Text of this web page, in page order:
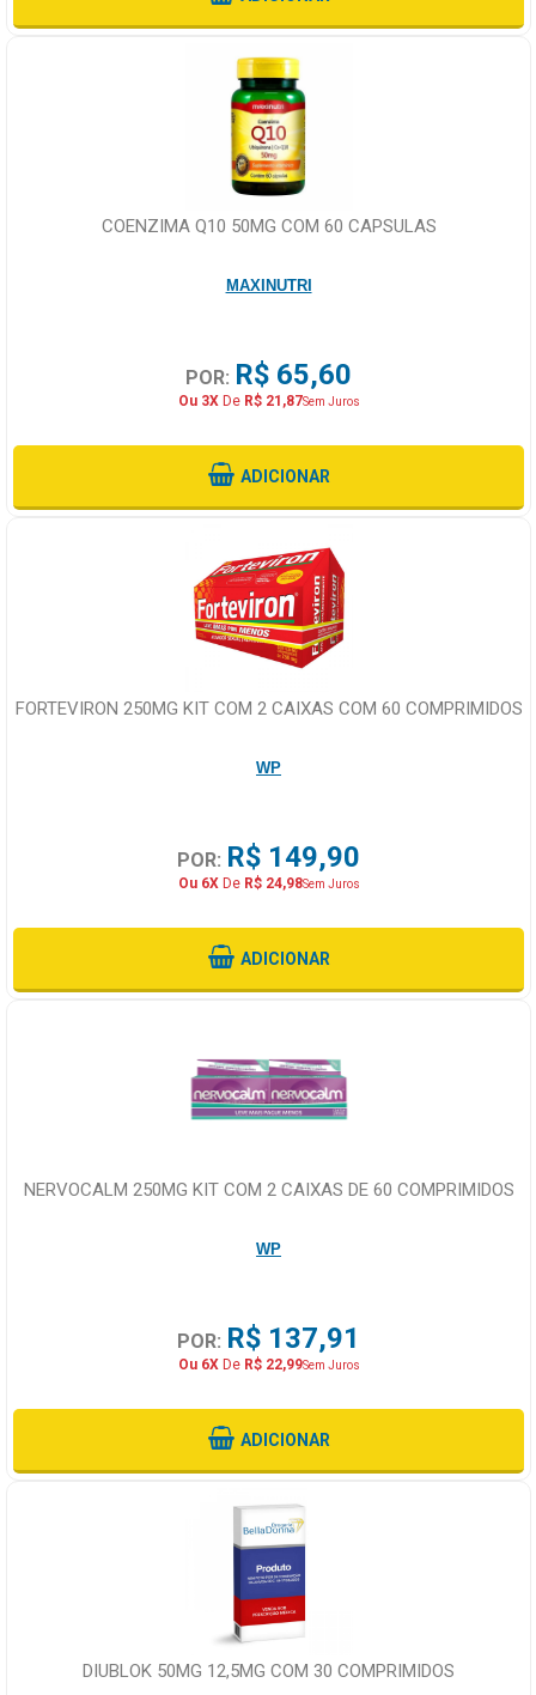
COENZIMA Q10 50MG COM 60 CAPSULAS
MAXINUTRI
POR: R$ 65,60
Ou 3XDe R$ 21,87Sem Juros
ADICIONAR
FORTEVIRON 250MG KIT COM 2 CAIXAS COM 60 COMPRIMIDOS
WP
POR: R$ 149,90
Ou 6XDe R$ 24,98Sem Juros
ADICIONAR
NERVOCALM 250MG KIT COM 2 CAIXAS DE 60 COMPRIMIDOS
WP
POR: R$ 137,91
Ou 6XDe R$ 22,99Sem Juros
ADICIONAR
DIUBLOK 50MG 12,5MG COM 30 COMPRIMIDOS